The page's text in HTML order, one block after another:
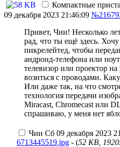
Компактные
09 декабря 2023 21:46:09
Привет, Чии! Несколько
рад, что ты ещё здесь. Хочу
пикрелейтед, чтобы
андроид-телефона или
телевизор или проектор
возиться с проводами.
Или даже так, на что
технология передачи
Miracast, Chromecast или
спрашиваю, у меня нет
Чии Сб 09 декабря 2023
6713445519.jpg - (52 KB,